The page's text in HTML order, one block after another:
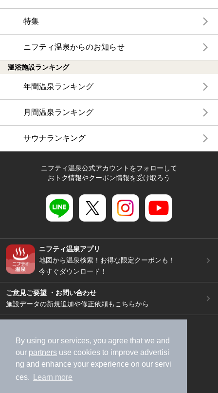
By using our services, you agree that we and
our partners use cookies to improve advertisi
ng and enhance your experience on our servi
ces.
Learn more
特集
ニフティ温泉からのお知らせ
温浴施設ランキング
年間温泉ランキング
月間温泉ランキング
サウナランキング
ニフティ温泉公式アカウントをフォローして
おトク情報やクーポン情報を受け取ろう
ニフティ温泉アプリ
地図から温泉検索！お得な限定クーポンも！
今すぐダウンロード！
ご意見ご要望 ・お問い合わせ
施設データの新規追加や修正依頼もこちらから
加盟店募集（資料請求）
広告出稿のご案内
利用規約
ライフスタイルMEMBERS+規約
特定商取引法に基づく表記
ヘルプ
採用情報
運営会社